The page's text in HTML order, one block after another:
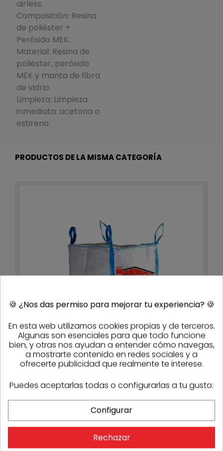
airless.
Composición: Resina
de poliéster +
Peróxido MEK.
Material: Resina de
poliéster, peróxido
MEK y manta de fibra
de vidrio.
Limpieza: Limpieza
inmediata: acetona o
estireno.
PRODUCTOS DE LA MISMA CATEGORÍA
Saco escombro Big-Bag 90x90x90cm volumen 800L
Sasmak
6,35 €
-10%
🍪 ¿Nos das permiso para mejorar tu experiencia? 🍪
En esta web utilizamos cookies propias y de terceros.
Algunas son esenciales para que todo funcione
bien, y otras nos ayudan a entender cómo navegas,
a mostrarte contenido en redes sociales y a
ofrecerte publicidad que realmente te interese.
Puedes aceptarlas todas o configurarlas a tu gusto:
Configurar
Rechazar